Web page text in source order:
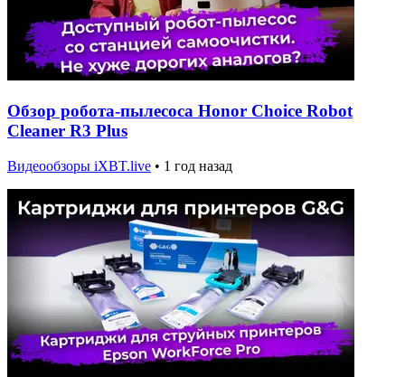
Обзор робота-пылесоса Honor Choice Robot
Cleaner R3 Plus
Видеообзоры iXBT.live • 1 год назад